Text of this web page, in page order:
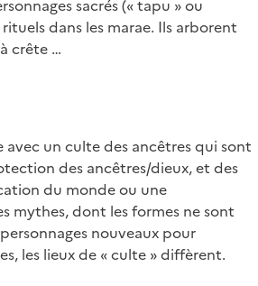
sacrés (« tapu » ou
dans les marae. Ils arborent
crête …
avec un culte des ancêtres qui sont
des ancêtres/dieux, et des
du monde ou une
mythes, dont les formes ne sont
nouveaux pour
les lieux de « culte » diffèrent.